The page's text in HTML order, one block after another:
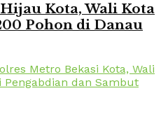
Kota, Wali Kota
Pohon di Danau